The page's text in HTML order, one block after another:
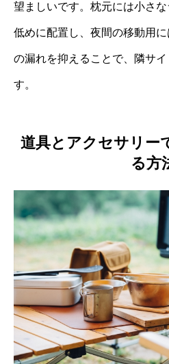
望ましいです。枕元には小さ
低めに配置し、夜間の移動用
の漏れを抑えることで、隣サ
す。
道具とアクセサリー
る方